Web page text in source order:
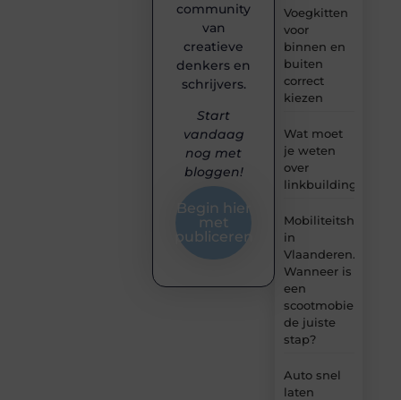
Voegkitten
voor
binnen en
buiten
correct
kiezen
Wat moet
je weten
over
linkbuilding?
in
Vlaanderen.
Wanneer is
een
scootmobiel
de juiste
stap?
Auto snel
laten
community
van
creatieve
denkers en
schrijvers.
Start
vandaag
nog met
bloggen!
Begin hier
met
publiceren